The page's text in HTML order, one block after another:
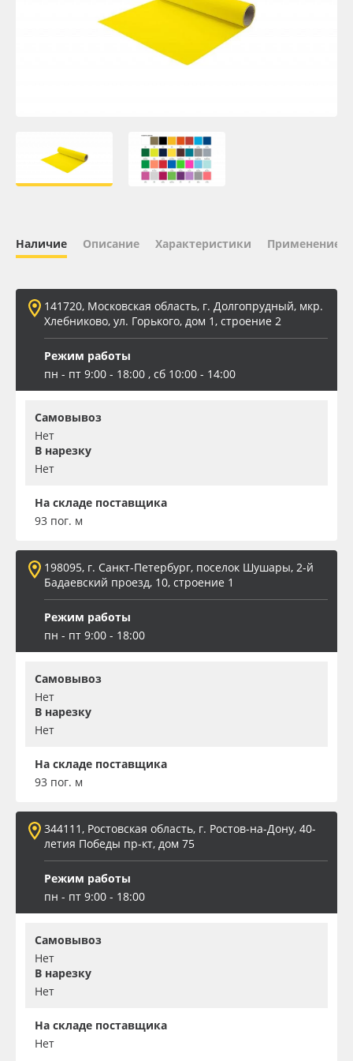
ПЭТ листовой
ПЭТ бэклит
Заготовки для сувениров
Наличие Описание Характеристики Применение
141720, Московская область, г. Долгопрудный, мкр.
Хлебниково, ул. Горького, дом 1, строение 2
Режим работы
пн - пт 9:00 - 18:00 , сб 10:00 - 14:00
Самовывоз
Нет
В нарезку
Нет
На складе поставщика
93 пог. м
198095, г. Санкт-Петербург, поселок Шушары, 2-й
Бадаевский проезд, 10, строение 1
Режим работы
пн - пт 9:00 - 18:00
Самовывоз
Нет
В нарезку
Нет
На складе поставщика
93 пог. м
344111, Ростовская область, г. Ростов-на-Дону, 40-
летия Победы пр-кт, дом 75
Режим работы
пн - пт 9:00 - 18:00
Самовывоз
Нет
В нарезку
Нет
На складе поставщика
Нет